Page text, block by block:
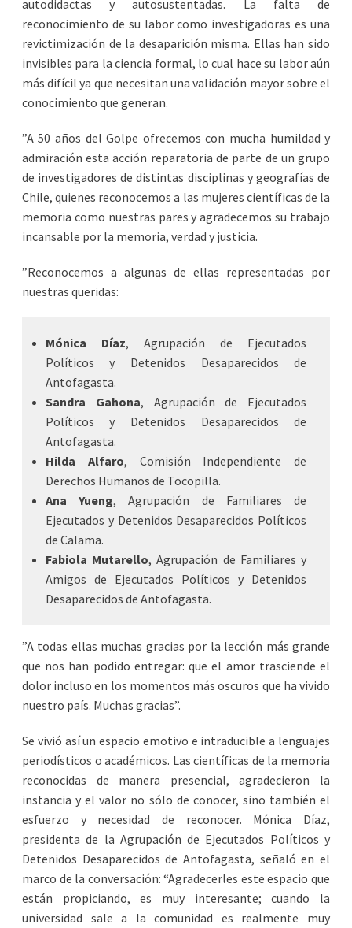
autodidactas y autosustentadas. La falta de
reconocimiento de su labor como investigadoras es una
revictimización de la desaparición misma. Ellas han sido
invisibles para la ciencia formal, lo cual hace su labor aún
más difícil ya que necesitan una validación mayor sobre el
conocimiento que generan.
”A 50 años del Golpe ofrecemos con mucha humildad y
admiración esta acción reparatoria de parte de un grupo
de investigadores de distintas disciplinas y geografías de
Chile, quienes reconocemos a las mujeres científicas de la
memoria como nuestras pares y agradecemos su trabajo
incansable por la memoria, verdad y justicia.
”Reconocemos a algunas de ellas representadas por
nuestras queridas:
Mónica Díaz, Agrupación de Ejecutados
Políticos y Detenidos Desaparecidos de
Antofagasta.
Sandra Gahona, Agrupación de Ejecutados
Políticos y Detenidos Desaparecidos de
Antofagasta.
Hilda Alfaro, Comisión Independiente de
Derechos Humanos de Tocopilla.
Ana Yueng, Agrupación de Familiares de
Ejecutados y Detenidos Desaparecidos Políticos
de Calama.
Fabiola Mutarello, Agrupación de Familiares y
Amigos de Ejecutados Políticos y Detenidos
Desaparecidos de Antofagasta.
”A todas ellas muchas gracias por la lección más grande
que nos han podido entregar: que el amor trasciende el
dolor incluso en los momentos más oscuros que ha vivido
nuestro país. Muchas gracias”.
Se vivió así un espacio emotivo e intraducible a lenguajes
periodísticos o académicos. Las científicas de la memoria
reconocidas de manera presencial, agradecieron la
instancia y el valor no sólo de conocer, sino también el
esfuerzo y necesidad de reconocer. Mónica Díaz,
presidenta de la Agrupación de Ejecutados Políticos y
Detenidos Desaparecidos de Antofagasta, señaló en el
marco de la conversación: “Agradecerles este espacio que
están propiciando, es muy interesante; cuando la
universidad sale a la comunidad es realmente muy